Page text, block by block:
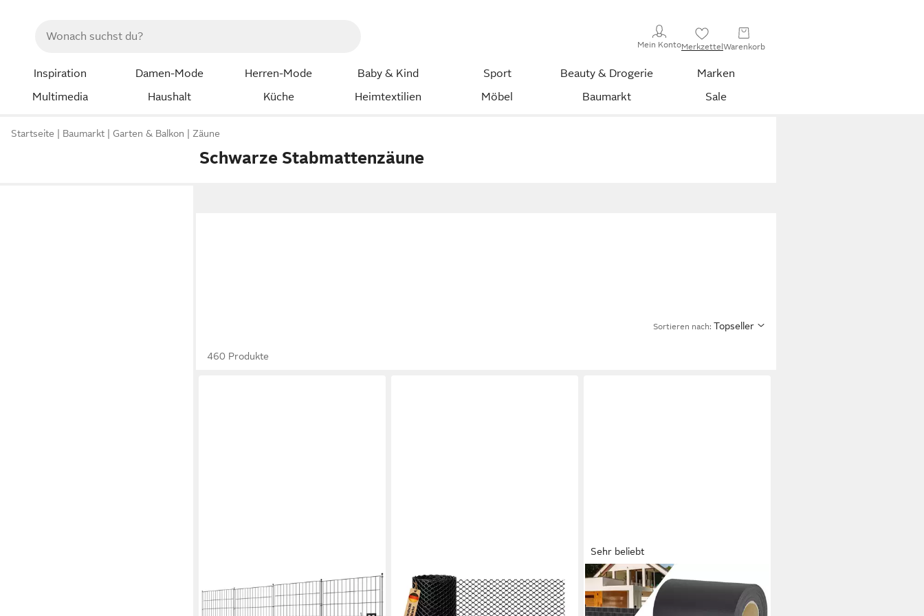
Mein KontoMerkzettelWarenkorb
Inspiration Damen-Mode Herren-Mode Baby & Kind Sport Beauty & Drogerie
Marken
Multimedia
Haushalt Küche Heimtextilien Möbel Baumarkt Sale
Startseite Baumarkt Garten & Balkon Zäune
Schwarze Stabmattenzäune
Sortieren nach: Topseller
460 Produkte
Metallzaun Gartenzaun aus Metall mit
Tür, Beetzaun, Rasenkante, (4
NOOR
Gartenzaun Kunststoffzaun
270g/m2 - PVC ummantelt - 15x15
Sehr beliebt
KESSER
Sichtschutzstreifen, PVC
Sichtschutzstreifen Sichtschutz Rolle